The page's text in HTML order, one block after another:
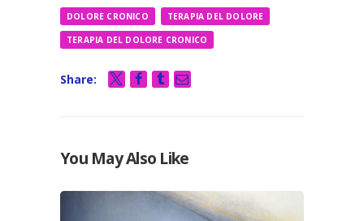
DOLORE CRONICO TERAPIA DEL DOLORE
TERAPIA DEL DOLORE CRONICO
Share:
You May Also Like